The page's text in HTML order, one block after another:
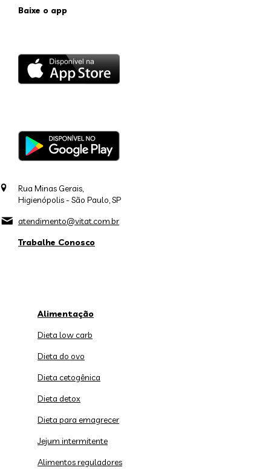
Baixe o app
Rua Minas Gerais,
Higienópolis - São Paulo, SP
atendimento@vitat.com.br
Trabalhe Conosco
Alimentação
Dieta low carb
Dieta do ovo
Dieta cetogênica
Dieta detox
Dieta para emagrecer
Jejum intermitente
Alimentos reguladores